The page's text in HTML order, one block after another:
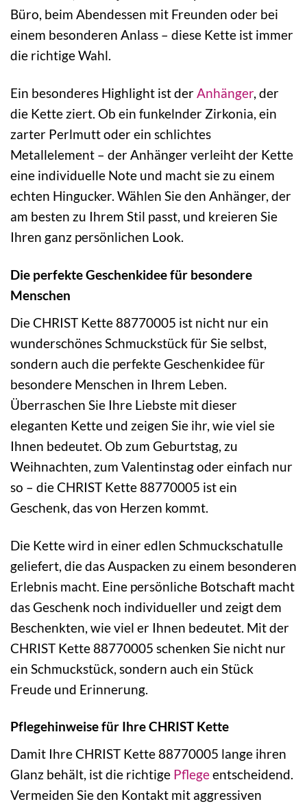
Büro, beim Abendessen mit Freunden oder bei
einem besonderen Anlass – diese Kette ist immer
die richtige Wahl.
Ein besonderes Highlight ist derAnhänger, der
die Kette ziert. Ob ein funkelnder Zirkonia, ein
zarter Perlmutt oder ein schlichtes
Metallelement – der Anhänger verleiht der Kette
eine individuelle Note und macht sie zu einem
echten Hingucker. Wählen Sie den Anhänger, der
am besten zu Ihrem Stil passt, und kreieren Sie
Ihren ganz persönlichen Look.
Die perfekte Geschenkidee für besondere
Menschen
Die CHRIST Kette 88770005 ist nicht nur ein
wunderschönes Schmuckstück für Sie selbst,
sondern auch die perfekte Geschenkidee für
besondere Menschen in Ihrem Leben.
Überraschen Sie Ihre Liebste mit dieser
eleganten Kette und zeigen Sie ihr, wie viel sie
Ihnen bedeutet. Ob zum Geburtstag, zu
Weihnachten, zum Valentinstag oder einfach nur
so – die CHRIST Kette 88770005 ist ein
Geschenk, das von Herzen kommt.
Die Kette wird in einer edlen Schmuckschatulle
geliefert, die das Auspacken zu einem besonderen
Erlebnis macht. Eine persönliche Botschaft macht
das Geschenk noch individueller und zeigt dem
Beschenkten, wie viel er Ihnen bedeutet. Mit der
CHRIST Kette 88770005 schenken Sie nicht nur
ein Schmuckstück, sondern auch ein Stück
Freude und Erinnerung.
Pflegehinweise für Ihre CHRIST Kette
Damit Ihre CHRIST Kette 88770005 lange ihren
Glanz behält, ist die richtige Pflegeentscheidend.
Vermeiden Sie den Kontakt mit aggressiven